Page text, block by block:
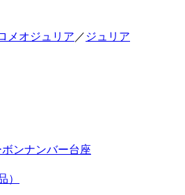
メオジュリア ／ ジュリア
ンナンバー台座
）